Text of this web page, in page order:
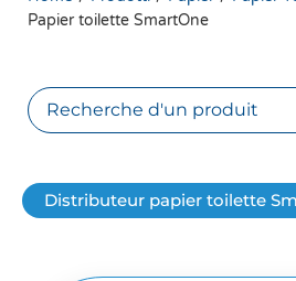
Papier toilette SmartOne
Distributeur papier toilette